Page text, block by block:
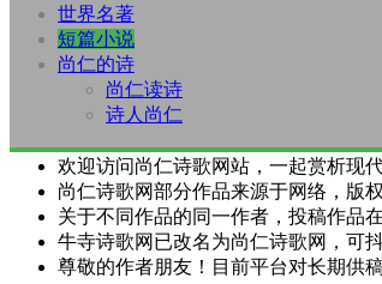
世界名著
短篇小说
尚仁的诗
尚仁读诗
诗人尚仁
欢迎访问尚仁诗歌网站，一起赏析现
尚仁诗歌网部分作品来源于网络，版
关于不同作品的同一作者，投稿作品
牛寺诗歌网已改名为尚仁诗歌网，可
尊敬的作者朋友！目前平台对长期供